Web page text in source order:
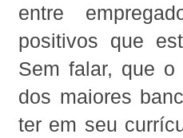
entre
positivos que
Sem falar, que
dos maiores
ter em seu